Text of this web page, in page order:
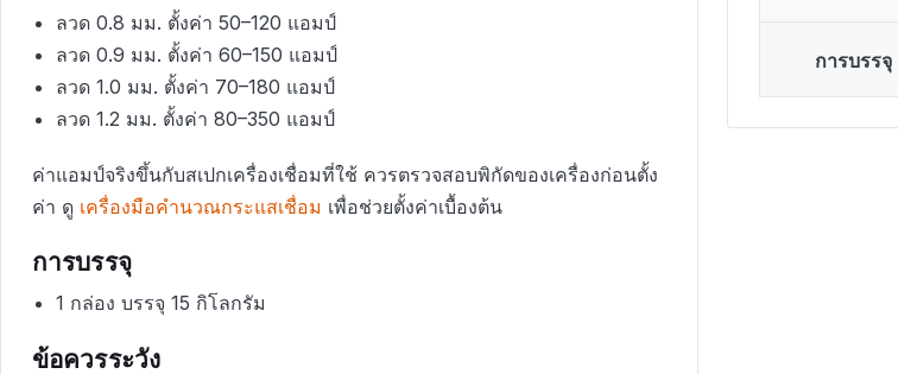
ลวด 0.8 มม. ตั้งค่า 50–120 แอมป์
ลวด 0.9 มม. ตั้งค่า 60–150 แอมป์
ลวด 1.0 มม. ตั้งค่า 70–180 แอมป์
ลวด 1.2 มม. ตั้งค่า 80–350 แอมป์
ค่าแอมป์จริงขึ้นกับสเปกเครื่องเชื่อมที่ใช้ ควรตรวจสอบพิกัดของเครื่องก่อนตั้ง
ค่า ดู เครื่องมือคำนวณกระแสเชื่อม เพื่อช่วยตั้งค่าเบื้องต้น
การบรรจุ
1 กล่อง บรรจุ 15 กิโลกรัม
ข้อควรระวัง
การบรรจุ